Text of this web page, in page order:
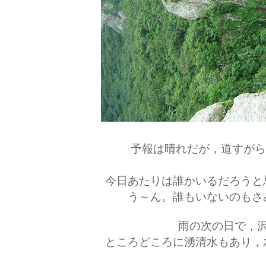
予報は晴れだが，道すが
今日あたりは誰かいるだろう
う～ん。誰もいないのも
雨の次の日で，
ところどころに湧清水もあり